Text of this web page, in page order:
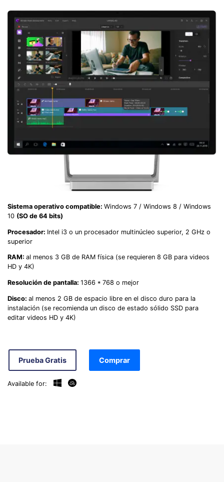
Sistema operativo compatible: Windows 7 / Windows 8 / Windows
10 (SO de 64 bits)
Procesador: Intel i3 o un procesador multinúcleo superior, 2 GHz o
superior
RAM: al menos 3 GB de RAM física (se requieren 8 GB para videos
HD y 4K)
Resolución de pantalla: 1366 * 768 o mejor
Disco: al menos 2 GB de espacio libre en el disco duro para la
instalación (se recomienda un disco de estado sólido SSD para
editar videos HD y 4K)
Prueba Gratis Comprar
Available for: